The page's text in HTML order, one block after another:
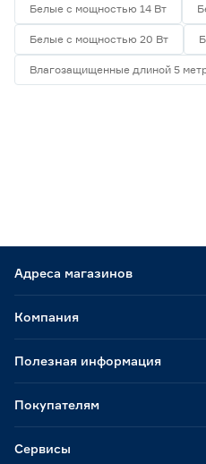
Белые с мощностью 14 Вт
Белые с мощностью 20 Вт
Влагозащищенные длиной 5
Адреса магазинов
Компания
Полезная информация
Покупателям
Сервисы